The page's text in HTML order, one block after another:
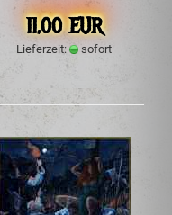
11,00 EUR
Lieferzeit: sofort